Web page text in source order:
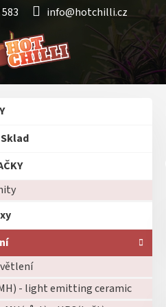
info@hotchilli.cz
- light emitting ceramic